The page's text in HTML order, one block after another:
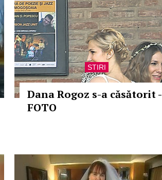
STIRI
Dana Rogoz s-a căsătorit -
FOTO